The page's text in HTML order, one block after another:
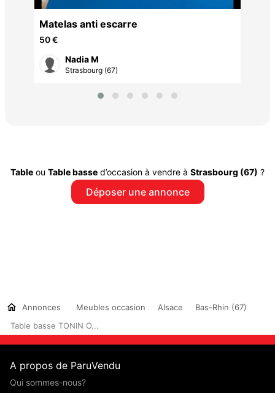
Matelas anti escarre
50 €
Nadia M
Strasbourg (67)
Table ou Table basse d’occasion à vendre à Strasbourg (67) ?
Déposer une annonce
Annonces Meubles occasion Alsace
Bas-Rhin (67)
Table basse TONIN O...
A propos de ParuVendu
Qui sommes-nous?